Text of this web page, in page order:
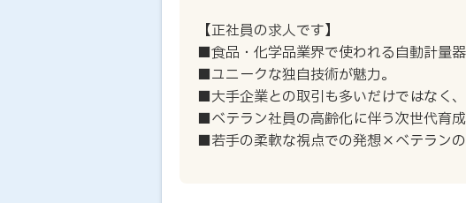
【正社員の求人です】
■食品・化学品業界で使われる自動計量
■ユニークな独自技術が魅力。
■大手企業との取引も多いだけではなく
■ベテラン社員の高齢化に伴う次世代育
■若手の柔軟な視点での発想×ベテラン